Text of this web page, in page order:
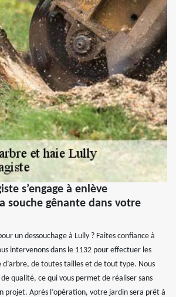
s’engage à enlève
souche gênante dans votre
un dessouchage à Lully ? Faites confiance à
intervenons dans le 1132 pour effectuer les
d’arbre, de toutes tailles et de tout type. Nous
qualité, ce qui vous permet de réaliser sans
projet. Après l’opération, votre jardin sera prêt à